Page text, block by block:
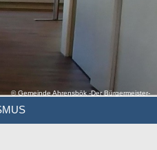
© Gemeinde Ahrensbök -Der Bürgermeister-